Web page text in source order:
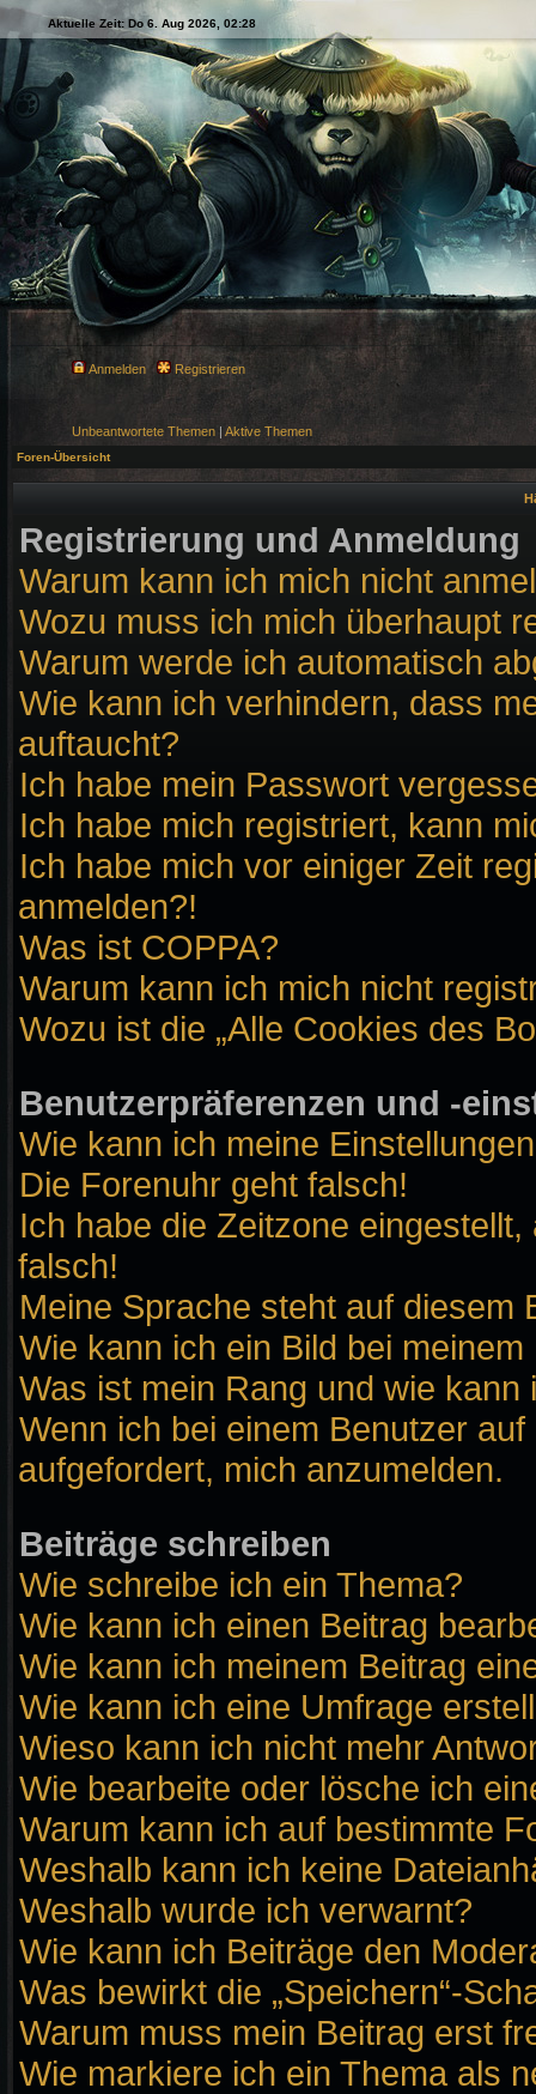
Aktuelle Zeit: Do 6. Aug 2026, 02:28
Anmelden Registrieren
Unbeantwortete Themen | Aktive Themen
Foren-Übersicht
Registrierung und Anmeldung
Warum kann ich mich nicht
Wozu muss ich mich überhaupt
Warum werde ich automatisch
Wie kann ich verhindern, dass
auftaucht?
Ich habe mein Passwort
Ich habe mich registriert, kann
Ich habe mich vor einiger Zeit
anmelden?!
Was ist COPPA?
Warum kann ich mich nicht
Wozu ist die „Alle Cookies des
Benutzerpräferenzen und -
Wie kann ich meine
Die Forenuhr geht falsch!
Ich habe die Zeitzone
falsch!
Meine Sprache steht auf diesem
Wie kann ich ein Bild bei
Was ist mein Rang und wie kann
Wenn ich bei einem Benutzer
aufgefordert, mich anzumelden.
Beiträge schreiben
Wie schreibe ich ein Thema?
Wie kann ich einen Beitrag
Wie kann ich meinem Beitrag
Wie kann ich eine Umfrage
Wieso kann ich nicht mehr
Wie bearbeite oder lösche ich
Warum kann ich auf bestimmte
Weshalb kann ich keine
Weshalb wurde ich verwarnt?
Wie kann ich Beiträge den
Was bewirkt die „Speichern“-
Warum muss mein Beitrag erst
Wie markiere ich ein Thema als